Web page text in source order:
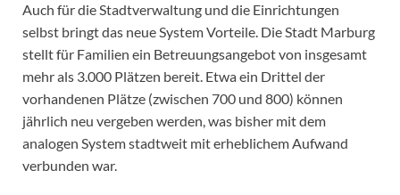
Auch für die Stadtverwaltung und die Einrichtungen
selbst bringt das neue System Vorteile. Die Stadt Marburg
stellt für Familien ein Betreuungsangebot von insgesamt
mehr als 3.000 Plätzen bereit. Etwa ein Drittel der
vorhandenen Plätze (zwischen 700 und 800) können
jährlich neu vergeben werden, was bisher mit dem
analogen System stadtweit mit erheblichem Aufwand
verbunden war.